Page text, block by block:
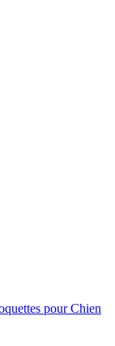
pour Chien